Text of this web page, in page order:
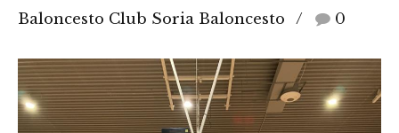
Baloncesto Club Soria Baloncesto
0